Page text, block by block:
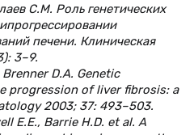
С.М. Роль генетических
печени. Клиническая
3–9.
D.A. Genetic
progression of liver fibrosis: a
2003; 37: 493–503.
E.E., Barrie H.D. et al. A